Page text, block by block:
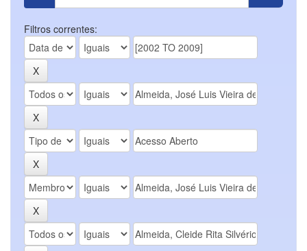
Filtros correntes: